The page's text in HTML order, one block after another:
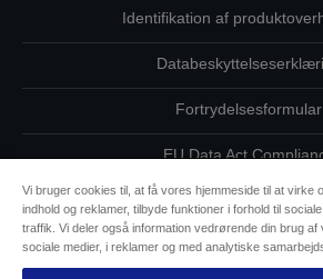
Identifikation af
Fortrydelsesformular
EU Data Act
Kontakt os vedrørende
Oplysninger om
Vi bruger cookies til, at få vores hjemmeside til at virke
indhold og reklamer, tilbyde funktioner i forhold til
traffik. Vi deler også information vedrørende din brug
sociale medier, i reklamer og med analytiske